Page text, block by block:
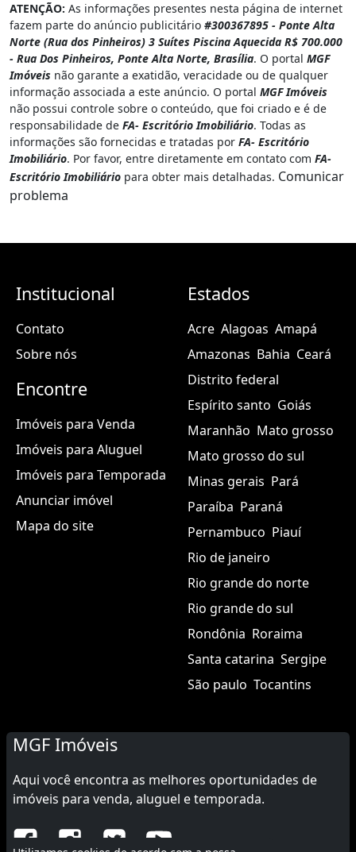
ATENÇÃO: As informações presentes nesta página de internet
fazem parte do anúncio publicitário #300367895 - Ponte Alta
Norte (Rua dos Pinheiros) 3 Suítes Piscina Aquecida R$ 700.000
- Rua Dos Pinheiros, Ponte Alta Norte, Brasília. O portal MGF
Imóveis não garante a exatidão, veracidade ou de qualquer
informação associada a este anúncio. O portal MGF Imóveis
não possui controle sobre o conteúdo, que foi criado e é de
responsabilidade de FA- Escritório Imobiliário. Todas as
informações são fornecidas e tratadas por FA- Escritório
Imobiliário. Por favor, entre diretamente em contato com FA-
Escritório Imobiliário para obter mais detalhadas. Comunicar
problema
Institucional
Contato
Sobre nós
Encontre
Imóveis para Venda
Imóveis para Aluguel
Imóveis para Temporada
Anunciar imóvel
Mapa do site
Estados
Acre Alagoas Amapá
Amazonas Bahia Ceará
Distrito federal
Espírito santo Goiás
Maranhão Mato grosso
Mato grosso do sul
Minas gerais Pará
Paraíba Paraná
Pernambuco Piauí
Rio de janeiro
Rio grande do norte
Rio grande do sul
Rondônia Roraima
Santa catarina Sergipe
São paulo Tocantins
MGF Imóveis
Aqui você encontra as melhores oportunidades de
imóveis para venda, aluguel e temporada.